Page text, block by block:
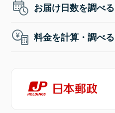
お届け日数を調べる
料金を計算・調べる